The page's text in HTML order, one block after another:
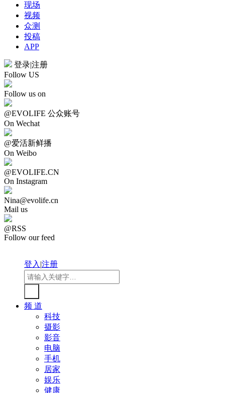
现场
视频
众测
投稿
APP
登录|注册
Follow US
Follow us on
@EVOLIFE 公众账号
On Wechat
@爱活新鲜播
On Weibo
@EVOLIFE.CN
On Instagram
Nina@evolife.cn
Mail us
@RSS
Follow our feed
登入|注册
频 道
科技
摄影
影音
电脑
手机
居家
娱乐
健康